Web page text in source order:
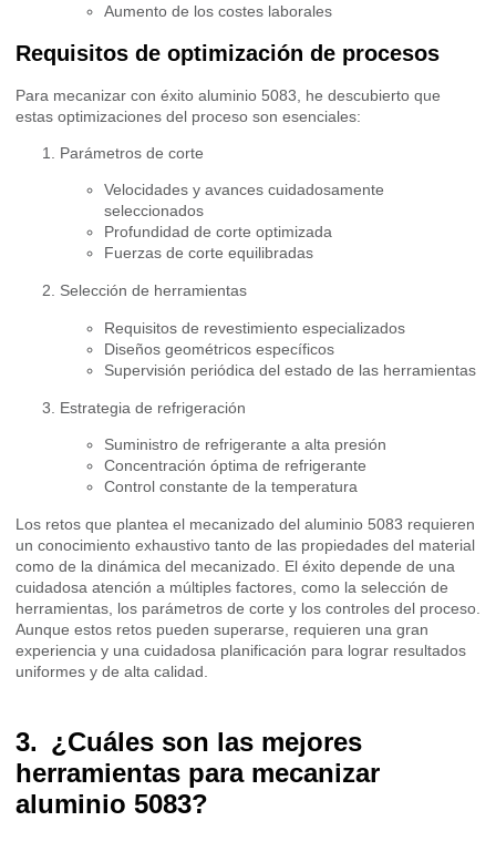
Aumento de los costes laborales
Requisitos de optimización de procesos
Para mecanizar con éxito aluminio 5083, he descubierto que
estas optimizaciones del proceso son esenciales:
Parámetros de corte
Velocidades y avances cuidadosamente
seleccionados
Profundidad de corte optimizada
Fuerzas de corte equilibradas
Selección de herramientas
Requisitos de revestimiento especializados
Diseños geométricos específicos
Supervisión periódica del estado de las herramientas
Estrategia de refrigeración
Suministro de refrigerante a alta presión
Concentración óptima de refrigerante
Control constante de la temperatura
Los retos que plantea el mecanizado del aluminio 5083 requieren
un conocimiento exhaustivo tanto de las propiedades del material
como de la dinámica del mecanizado. El éxito depende de una
cuidadosa atención a múltiples factores, como la selección de
herramientas, los parámetros de corte y los controles del proceso.
Aunque estos retos pueden superarse, requieren una gran
experiencia y una cuidadosa planificación para lograr resultados
uniformes y de alta calidad.
¿Cuáles son las mejores
herramientas para mecanizar
aluminio 5083?